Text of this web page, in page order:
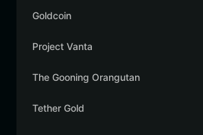
Goldcoin
Project Vanta
The Gooning Orangutan
Tether Gold